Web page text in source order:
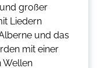
großer
Liedern
und das
mit einer
Wellen